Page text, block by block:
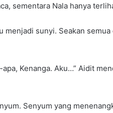
sementara Nala hanya
menjadi sunyi. Seakan
Kenanga. Aku…” Aidit
Senyum yang